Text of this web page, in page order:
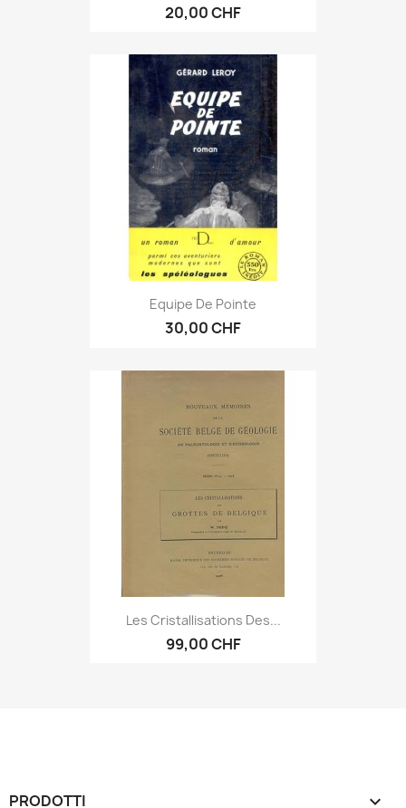
20,00 CHF
Equipe De Pointe
30,00 CHF
Les Cristallisations Des...
99,00 CHF
PRODOTTI 